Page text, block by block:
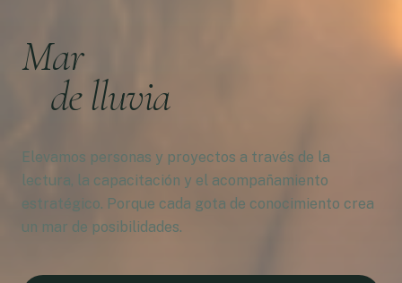
Mar
de lluvia
Elevamos personas y proyectos a través de la
lectura, la capacitación y el acompañamiento
estratégico. Porque cada gota de conocimiento crea
un mar de posibilidades.